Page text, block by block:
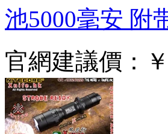
池5000毫安 附
官網建議價：